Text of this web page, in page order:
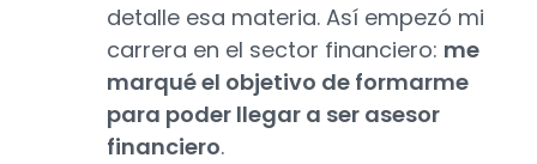
detalle esa materia. Así empezó mi
carrera en el sector financiero: me
marqué el objetivo de formarme
para poder llegar a ser asesor
financiero.